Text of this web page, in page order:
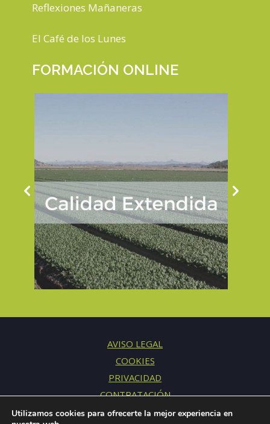
Reflexiones Mañaneras
El Café de los Lunes
FORMACIÓN ONLINE
AVISO LEGAL
COOKIES
PRIVACIDAD
CONTRATACIÓN
CONTACTO
Utilizamos cookies para ofrecerte la mejor experiencia en